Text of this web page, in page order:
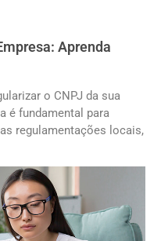
Aprenda
o CNPJ da sua
é fundamental para
regulamentações locais,